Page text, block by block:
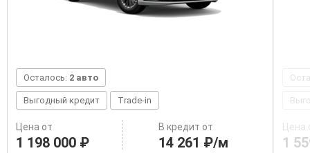
Осталось: 2 авто
Выгодный кредит Trade-in
Цена от
1 198 000 ₽
В кредит от
14 261 ₽/м
Цена
1